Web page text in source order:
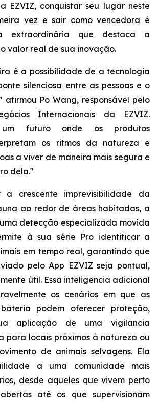
EZVIZ, conquistar seu lugar neste
vez e sair como vencedora é
extraordinária que destaca a
valor real de sua inovação.
é a possibilidade de a tecnologia
silenciosa entre as pessoas e o
afirmou Po Wang, responsável pelo
Internacionais da EZVIZ.
um futuro onde os produtos
os ritmos da natureza e
a viver de maneira mais segura e
dela."
a crescente imprevisibilidade da
ao redor de áreas habitadas, a
detecção especializada movida
à sua série Pro identificar a
em tempo real, garantindo que
pelo App EZVIZ seja pontual,
útil. Essa inteligência adicional
os cenários em que as
podem oferecer proteção,
aplicação de uma vigilância
para locais próximos à natureza ou
de animais selvagens. Ela
a uma comunidade mais
desde aqueles que vivem perto
até os que supervisionam